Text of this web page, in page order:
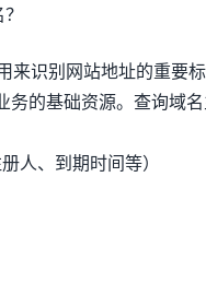
识别网站地址的重要
的基础资源。查询域名
人、到期时间等）